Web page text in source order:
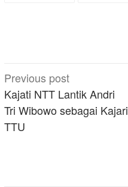
Post
navigation
Previous post
Kajati NTT Lantik Andri
Tri Wibowo sebagai Kajari
TTU